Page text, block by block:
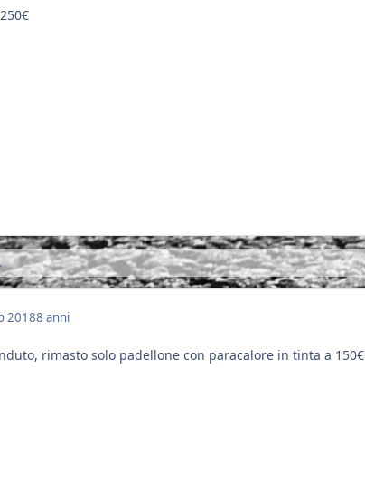
20188 anni
rimasto solo padellone con paracalore in tinta a 150€